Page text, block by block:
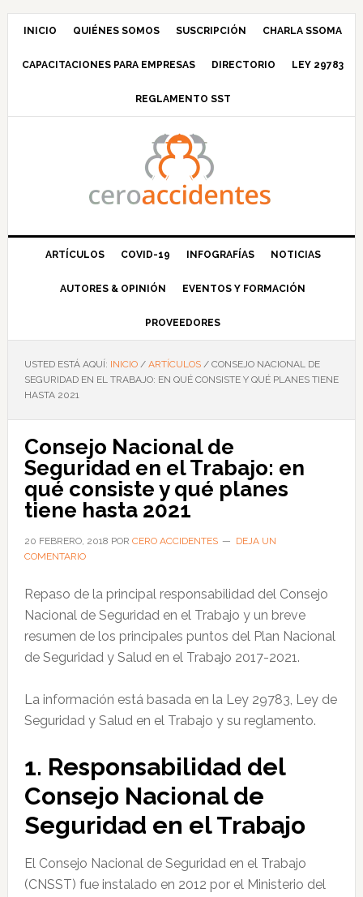
Saltar
navegación
Saltar
principal
Saltar
barra
principal
Saltar
INICIO QUIÉNES SOMOS SUSCRIPCIÓN CHARLA SSOMA
CAPACITACIONES PARA EMPRESAS DIRECTORIO LEY 29783
REGLAMENTO SST
ARTÍCULOS COVID-19 INFOGRAFÍAS NOTICIAS
AUTORES & OPINIÓN EVENTOS Y FORMACIÓN
PROVEEDORES
USTED ESTÁ AQUÍ: INICIO / ARTÍCULOS /CONSEJO NACIONAL DE
SEGURIDAD EN EL TRABAJO: EN QUÉ CONSISTE Y QUÉ PLANES TIENE
HASTA 2021
Consejo Nacional de
Seguridad en el Trabajo: en
qué consiste y qué planes
tiene hasta 2021
20 FEBRERO, 2018 POR CERO ACCIDENTES
DEJA UN
COMENTARIO
Repaso de la principal responsabilidad del Consejo
Nacional de Seguridad en el Trabajo y un breve
resumen de los principales puntos del Plan Nacional
de Seguridad y Salud en el Trabajo 2017-2021.
La información está basada en la Ley 29783, Ley de
Seguridad y Salud en el Trabajo y su reglamento.
1. Responsabilidad del
Consejo Nacional de
Seguridad en el Trabajo
El Consejo Nacional de Seguridad en el Trabajo
(CNSST) fue instalado en 2012 por el Ministerio del